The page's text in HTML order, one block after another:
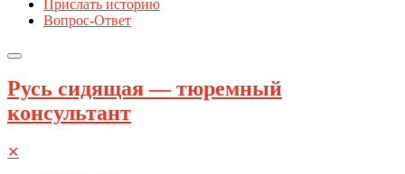
Прислать историю
Вопрос-Ответ
Русь сидящая — тюремный
консультант
✕